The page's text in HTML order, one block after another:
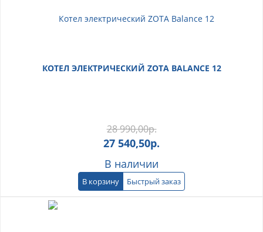
КОТЕЛ ЭЛЕКТРИЧЕСКИЙ ZOTA BALANCE 12
28 990,00р.
27 540,50р.
В наличии
В корзину Быстрый заказ